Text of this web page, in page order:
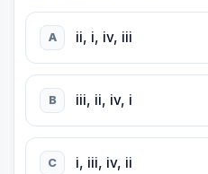
A ii, i, iv, iii
B iii, ii, iv, i
C i, iii, iv, ii